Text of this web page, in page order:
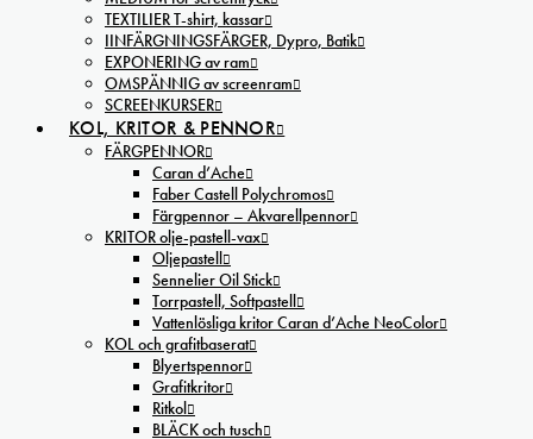
TEXTILIER T-shirt, kassar
IINFÄRGNINGSFÄRGER, Dypro, Batik
EXPONERING av ram
OMSPÄNNIG av screenram
SCREENKURSER
KOL, KRITOR & PENNOR
FÄRGPENNOR
Caran d’Ache
Faber Castell Polychromos
Färgpennor – Akvarellpennor
KRITOR olje-pastell-vax
Oljepastell
Sennelier Oil Stick
Torrpastell, Softpastell
Vattenlösliga kritor Caran d’Ache NeoColor
KOL och grafitbaserat
Blyertspennor
Grafitkritor
Ritkol
BLÄCK och tusch